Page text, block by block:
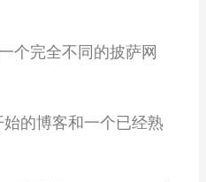
个完全不同的披萨网
的博客和一个已经熟